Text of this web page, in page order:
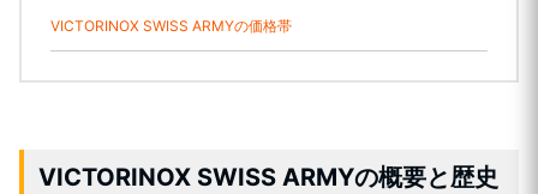
VICTORINOX SWISS ARMYの価格帯
VICTORINOX SWISS ARMYの概要と歴史